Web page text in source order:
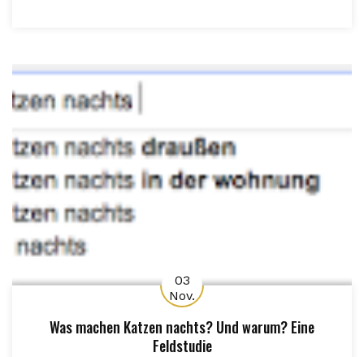
03
Nov.
Was machen Katzen nachts? Und warum? Eine
Feldstudie